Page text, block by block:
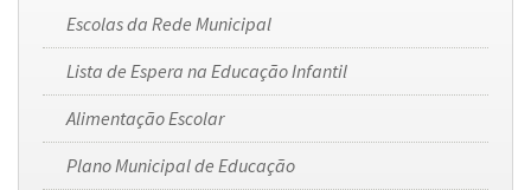
Escolas da Rede Municipal
Lista de Espera na Educação Infantil
Alimentação Escolar
Plano Municipal de Educação